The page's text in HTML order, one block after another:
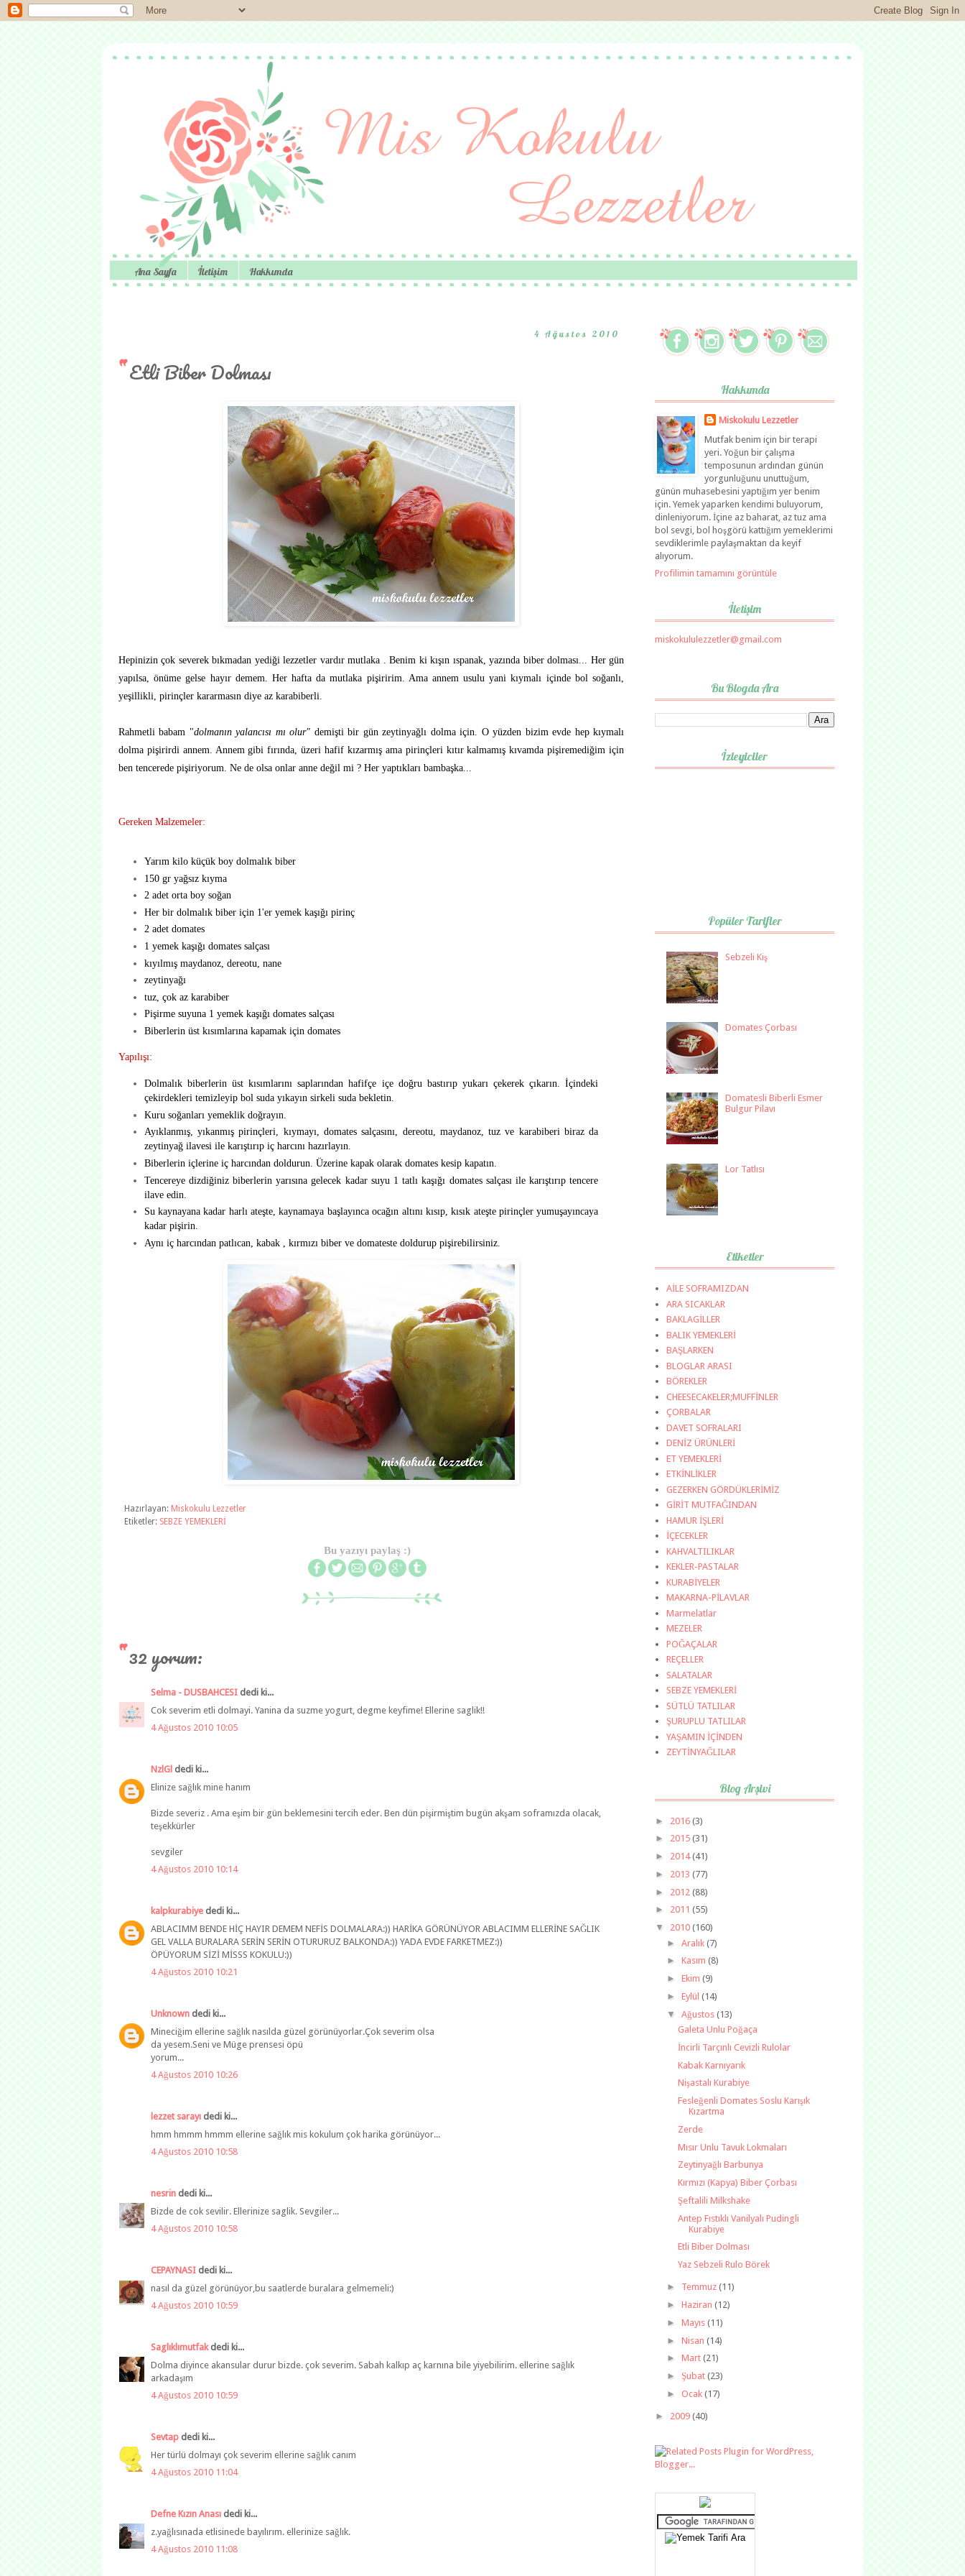
Ana Sayfa İletişim Hakkımda
4 Ağustos 2010
Etli Biber Dolması
Hepinizin çok severek bıkmadan yediği lezzetler vardır mutlaka . Benim ki kışın ıspanak, yazında biber dolması... Her gün
yapılsa, önüme gelse hayır demem. Her hafta da mutlaka pişiririm. Ama annem usulu yani kıymalı içinde bol soğanlı,
yeşillikli, pirinçler kararmasın diye az karabiberli.
Rahmetli babam "dolmanın yalancısı mı olur" demişti bir gün zeytinyağlı dolma için. O yüzden bizim evde hep kıymalı
dolma pişirirdi annem. Annem gibi fırında, üzeri hafif kızarmış ama pirinçleri kıtır kalmamış kıvamda pişiremediğim için
ben tencerede pişiriyorum. Ne de olsa onlar anne değil mi ? Her yaptıkları bambaşka...
Gereken Malzemeler:
Yarım kilo küçük boy dolmalık biber
150 gr yağsız kıyma
2 adet orta boy soğan
Her bir dolmalık biber için 1'er yemek kaşığı pirinç
2 adet domates
1 yemek kaşığı domates salçası
kıyılmış maydanoz, dereotu, nane
zeytinyağı
tuz, çok az karabiber
Pişirme suyuna 1 yemek kaşığı domates salçası
Biberlerin üst kısımlarına kapamak için domates
Yapılışı:
Dolmalık biberlerin üst kısımlarını saplarından hafifçe içe doğru bastırıp yukarı çekerek çıkarın. İçindeki
çekirdekleri temizleyip bol suda yıkayın sirkeli suda bekletin.
Kuru soğanları yemeklik doğrayın.
Ayıklanmış, yıkanmış pirinçleri, kıymayı, domates salçasını, dereotu, maydanoz, tuz ve karabiberi biraz da
zeytinyağ ilavesi ile karıştırıp iç harcını hazırlayın.
Biberlerin içlerine iç harcından doldurun. Üzerine kapak olarak domates kesip kapatın.
Tencereye dizdiğiniz biberlerin yarısına gelecek kadar suyu 1 tatlı kaşığı domates salçası ile karıştırıp tencere
ilave edin.
Su kaynayana kadar harlı ateşte, kaynamaya başlayınca ocağın altını kısıp, kısık ateşte pirinçler yumuşayıncaya
kadar pişirin.
Aynı iç harcından patlıcan, kabak , kırmızı biber ve domateste doldurup pişirebilirsiniz.
Hazırlayan: Miskokulu Lezzetler
Etiketler: SEBZE YEMEKLERİ
Bu yazıyı paylaş :)
32 yorum:
Selma - DUSBAHCESI dedi ki...
Cok severim etli dolmayi. Yanina da suzme yogurt, degme keyfime! Ellerine saglik!!
4 Ağustos 2010 10:05
NzlGl dedi ki...
Elinize sağlık mine hanım
Bizde severiz . Ama eşim bir gün beklemesini tercih eder. Ben dün pişirmiştim bugün akşam soframızda olacak,
teşekkürler
sevgiler
4 Ağustos 2010 10:14
kalpkurabiye dedi ki...
ABLACIMM BENDE HİÇ HAYIR DEMEM NEFİS DOLMALARA:)) HARİKA GÖRÜNÜYOR ABLACIMM ELLERİNE SAĞLIK
GEL VALLA BURALARA SERİN SERİN OTURURUZ BALKONDA:)) YADA EVDE FARKETMEZ:))
ÖPÜYORUM SİZİ MİSSS KOKULU:))
4 Ağustos 2010 10:21
Unknown dedi ki...
Mineciğim ellerine sağlık nasılda güzel görünüyorlar.Çok severim olsa
da yesem.Seni ve Müge prensesi öpü
yorum...
4 Ağustos 2010 10:26
lezzet sarayı dedi ki...
hmm hmmm hmmm ellerine sağlık mis kokulum çok harika görünüyor...
4 Ağustos 2010 10:58
nesrin dedi ki...
Bizde de cok sevilir. Ellerinize saglik. Sevgiler...
4 Ağustos 2010 10:58
CEPAYNASI dedi ki...
nasıl da güzel görünüyor,bu saatlerde buralara gelmemeli:)
4 Ağustos 2010 10:59
Saglıklımutfakdedi ki...
Dolma diyince akansular durur bizde. çok severim. Sabah kalkıp aç karnına bile yiyebilirim. ellerine sağlık
arkadaşım
4 Ağustos 2010 10:59
Sevtap dedi ki...
Her türlü dolmayı çok severim ellerine sağlık canım
4 Ağustos 2010 11:04
Defne Kızın Anası dedi ki...
z.yağlısınada etlisinede bayılırım. ellerinize sağlık.
4 Ağustos 2010 11:08
Hakkımda
Miskokulu Lezzetler
Mutfak benim için bir terapi
yeri. Yoğun bir çalışma
temposunun ardından günün
yorgunluğunu unuttuğum,
günün muhasebesini yaptığım yer benim
için. Yemek yaparken kendimi buluyorum,
dinleniyorum. İçine az baharat, az tuz ama
bol sevgi, bol hoşgörü kattığım yemeklerimi
sevdiklerimle paylaşmaktan da keyif
alıyorum.
Profilimin tamamını görüntüle
İletişim
miskokululezzetler@gmail.com
Bu Blogda Ara
İzleyiciler
Popüler Tarifler
Sebzeli Kiş
Domates Çorbası
Domatesli Biberli Esmer
Bulgur Pilavı
Lor Tatlısı
Etiketler
AİLE SOFRAMIZDAN
ARA SICAKLAR
BAKLAGİLLER
BALIK YEMEKLERİ
BAŞLARKEN
BLOGLAR ARASI
BÖREKLER
CHEESECAKELER;MUFFİNLER
ÇORBALAR
DAVET SOFRALARI
DENİZ ÜRÜNLERİ
ET YEMEKLERİ
ETKİNLİKLER
GEZERKEN GÖRDÜKLERİMİZ
GİRİT MUTFAĞINDAN
HAMUR İŞLERİ
İÇECEKLER
KAHVALTILIKLAR
KEKLER-PASTALAR
KURABİYELER
MAKARNA-PİLAVLAR
Marmelatlar
MEZELER
POĞAÇALAR
REÇELLER
SALATALAR
SEBZE YEMEKLERİ
SÜTLÜ TATLILAR
ŞURUPLU TATLILAR
YAŞAMIN İÇİNDEN
ZEYTİNYAĞLILAR
Blog Arşivi
► 2016 (3)
► 2015 (31)
► 2014(41)
► 2013 (77)
► 2012 (88)
► 2011 (55)
▼ 2010 (160)
► Aralık (7)
► Kasım (8)
► Ekim (9)
► Eylül (14)
▼ Ağustos (13)
Galeta Unlu Poğaça
İncirli Tarçınlı Cevizli Rulolar
Kabak Karnıyarık
Nişastalı Kurabiye
Fesleğenli Domates Soslu Karışık
Kızartma
Zerde
Mısır Unlu Tavuk Lokmaları
Zeytinyağlı Barbunya
Kırmızı (Kapya) Biber Çorbası
Şeftalili Milkshake
Antep Fıstıklı Vanilyalı Pudingli
Kurabiye
Etli Biber Dolması
Yaz Sebzeli Rulo Börek
► Temmuz (11)
► Haziran (12)
► Mayıs (11)
► Nisan (14)
► Mart (21)
► Şubat (23)
► Ocak (17)
► 2009 (40)